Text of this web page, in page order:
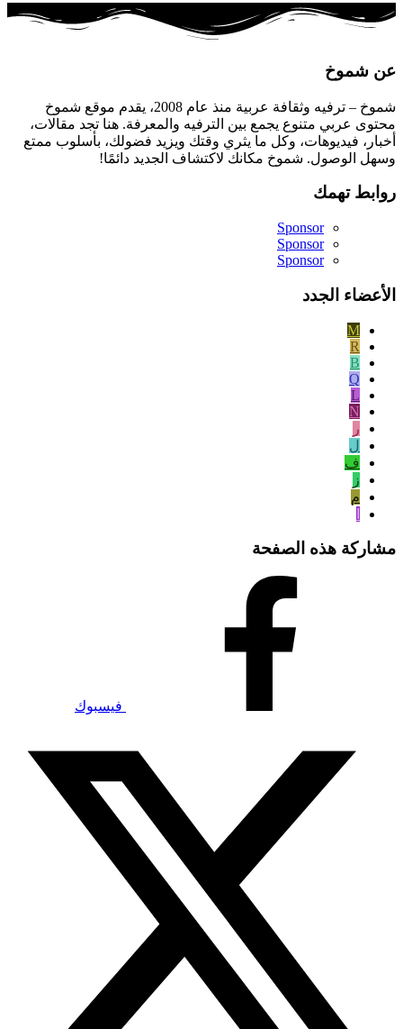
عن شموخ
شموخ – ترفيه وثقافة عربية منذ عام 2008، يقدم موقع شموخ
محتوى عربي متنوع يجمع بين الترفيه والمعرفة. هنا تجد مقالات،
أخبار، فيديوهات، وكل ما يثري وقتك ويزيد فضولك، بأسلوب ممتع
وسهل الوصول. شموخ مكانك لاكتشاف الجديد دائمًا!
روابط تهمك
Sponsor
Sponsor
Sponsor
الأعضاء الجدد
M
R
B
Q
L
N
ر
ل
ف
ز
م
مشاركة هذه الصفحة
فيسبوك